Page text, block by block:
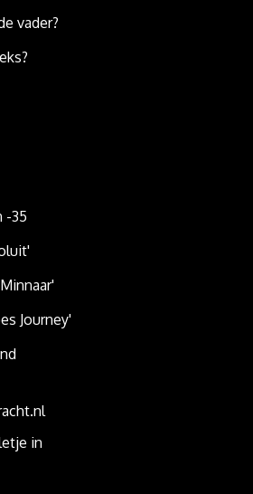
vader?
-35
Journey'
in